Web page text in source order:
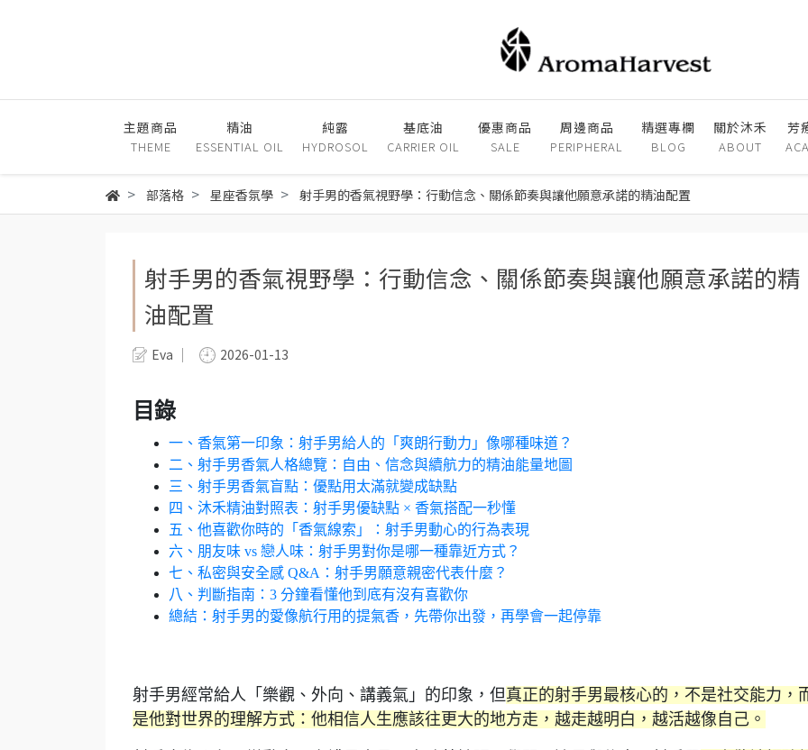
主題商品
THEME
精油
ESSENTIAL OIL
純露
HYDROSOL
基底油
CARRIER OIL
優惠商品
SALE
周邊商品
PERIPHERAL
精選專欄
BLOG
關於沐禾
ABOUT
芳
部落格 星座香氛學 射手男的香氣視野學：行動信念、關係節奏與讓他願意承諾的精油配置
射手男的香氣視野學：行動信念、關係節奏與讓他願意承諾的精
油配置
Eva 2026-01-13
目錄
一、香氣第一印象：射手男給人的「爽朗行動力」像哪種味道？
二、射手男香氣人格總覽：自由、信念與續航力的精油能量地圖
三、射手男香氣盲點：優點用太滿就變成缺點
四、沐禾精油對照表：射手男優缺點 × 香氣搭配一秒懂
五、他喜歡你時的「香氣線索」：射手男動心的行為表現
六、朋友味 vs 戀人味：射手男對你是哪一種靠近方式？
七、私密與安全感 Q&A：射手男願意親密代表什麼？
八、判斷指南：3 分鐘看懂他到底有沒有喜歡你
總結：射手男的愛像航行用的提氣香，先帶你出發，再學會一起停靠
射手男經常給人「樂觀、外向、講義氣」的印象，但真正的射手男最核心的，不是社交能力，
是他對世界的理解方式：他相信人生應該往更大的地方走，越走越明白，越活越像自己。